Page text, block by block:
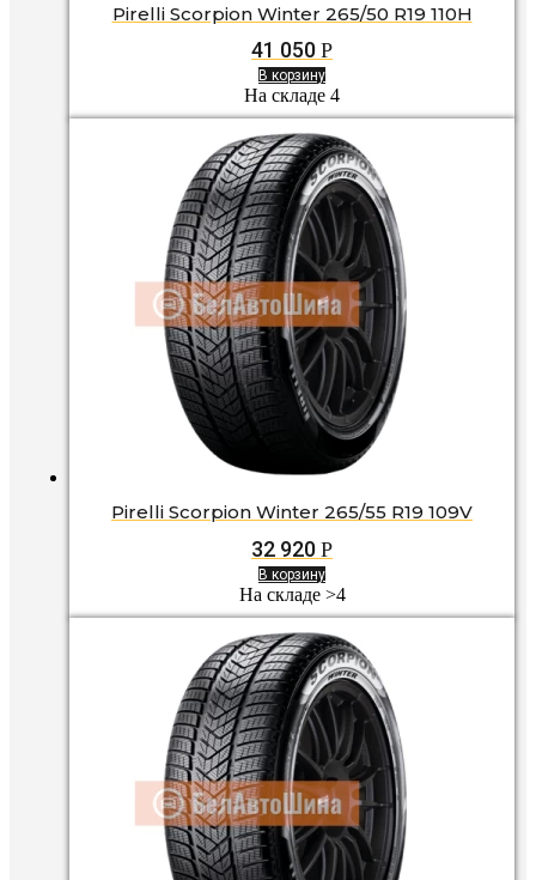
Pirelli Scorpion Winter 265/50 R19 110H
41 050 Р
В корзину
На складе 4
Pirelli Scorpion Winter 265/55 R19 109V
32 920 Р
В корзину
На складе >4